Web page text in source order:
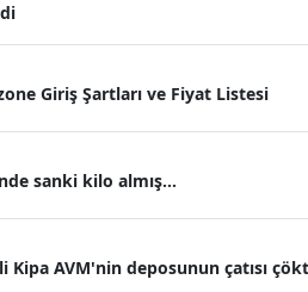
Giriş Şartları ve Fiyat Listesi
sanki kilo almış...
Kipa AVM'nin deposunun çatısı